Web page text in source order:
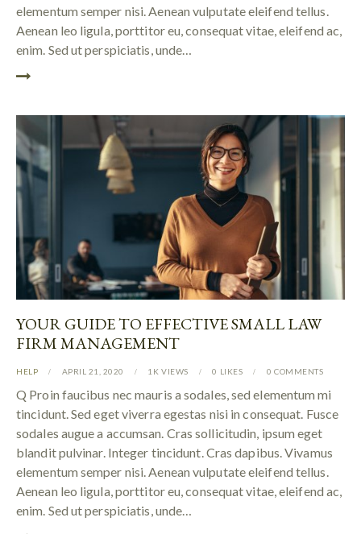
elementum semper nisi. Aenean vulputate eleifend tellus.
Aenean leo ligula, porttitor eu, consequat vitae, eleifend ac,
enim. Sed ut perspiciatis, unde…
YOUR GUIDE TO EFFECTIVE SMALL LAW
FIRM MANAGEMENT
HELP APRIL 21, 2020 1K VIEWS 0 LIKES 0 COMMENTS
Q Proin faucibus nec mauris a sodales, sed elementum mi
tincidunt. Sed eget viverra egestas nisi in consequat. Fusce
sodales augue a accumsan. Cras sollicitudin, ipsum eget
blandit pulvinar. Integer tincidunt. Cras dapibus. Vivamus
elementum semper nisi. Aenean vulputate eleifend tellus.
Aenean leo ligula, porttitor eu, consequat vitae, eleifend ac,
enim. Sed ut perspiciatis, unde…